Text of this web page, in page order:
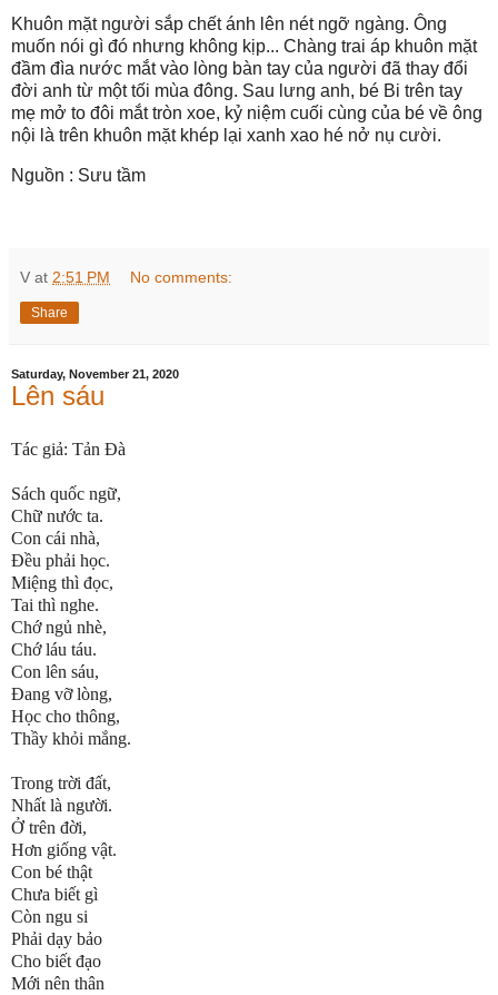
Khuôn mặt người sắp chết ánh lên nét ngỡ ngàng. Ông
muốn nói gì đó nhưng không kịp... Chàng trai áp khuôn mặt
đầm đìa nước mắt vào lòng bàn tay của người đã thay đổi
đời anh từ một tối mùa đông. Sau lưng anh, bé Bi trên tay
mẹ mở to đôi mắt tròn xoe, kỷ niệm cuối cùng của bé về ông
nội là trên khuôn mặt khép lại xanh xao hé nở nụ cười.
Nguồn : Sưu tầm
V at 2:51 PM No comments:
Share
Saturday, November 21, 2020
Lên sáu
Tác giả: Tản Đà
Sách quốc ngữ,
Chữ nước ta.
Con cái nhà,
Đều phải học.
Miệng thì đọc,
Tai thì nghe.
Chớ ngủ nhè,
Chớ láu táu.
Con lên sáu,
Đang vỡ lòng,
Học cho thông,
Thầy khỏi mắng.
Trong trời đất,
Nhất là người.
Ở trên đời,
Hơn giống vật.
Con bé thật
Chưa biết gì
Còn ngu si
Phải dạy bảo
Cho biết đạo
Mới nên thân